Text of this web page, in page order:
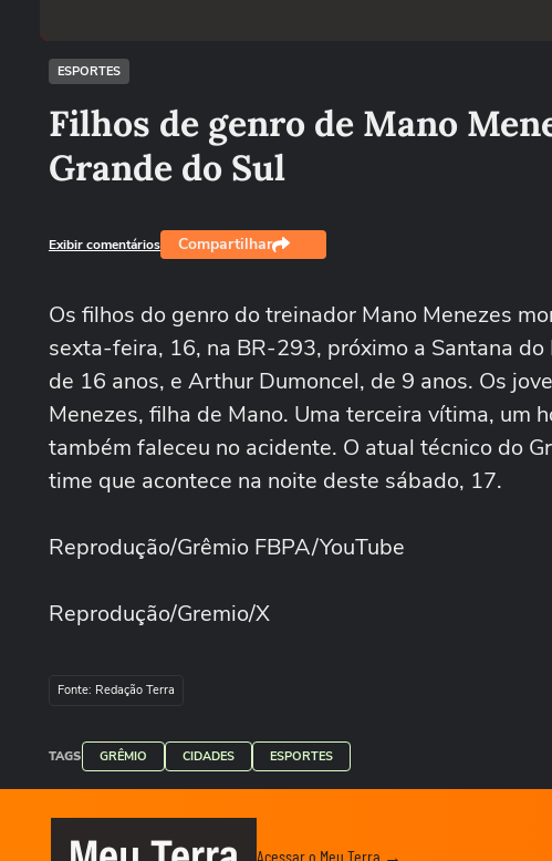
ESPORTES
Filhos de genro de Mano
Grande do Sul
Exibir comentários Compartilhar
Os filhos do genro do treinador Mano Menezes
sexta-feira, 16, na BR-293, próximo a Santana
de 16 anos, e Arthur Dumoncel, de 9 anos. Os
Menezes, filha de Mano. Uma terceira vítima, um
também faleceu no acidente. O atual técnico do
time que acontece na noite deste sábado, 17.
Reprodução/Grêmio FBPA/YouTube
Reprodução/Gremio/X
Fonte: Redação Terra
TAGS GRÊMIO CIDADES ESPORTES
Acessar o Meu Terra →